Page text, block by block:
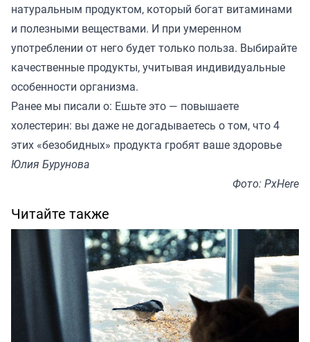
натуральным продуктом, который богат витаминами
и полезными веществами. И при умеренном
употреблении от него будет только польза. Выбирайте
качественные продукты, учитывая индивидуальные
особенности организма.
Ранее мы писали о: Ешьте это — повышаете
холестерин: вы даже не догадываетесь о том, что 4
этих «безобидных» продукта гробят ваше здоровье
Юлия Бурунова
Фото: PxHere
Читайте также